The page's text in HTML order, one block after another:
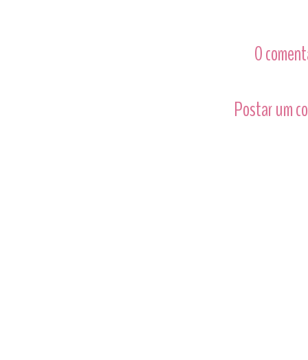
0
Postar um